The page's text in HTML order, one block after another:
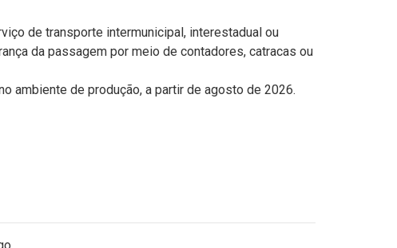
de transporte intermunicipal, interestadual ou
da passagem por meio de contadores, catracas ou
ambiente de produção, a partir de agosto de 2026.